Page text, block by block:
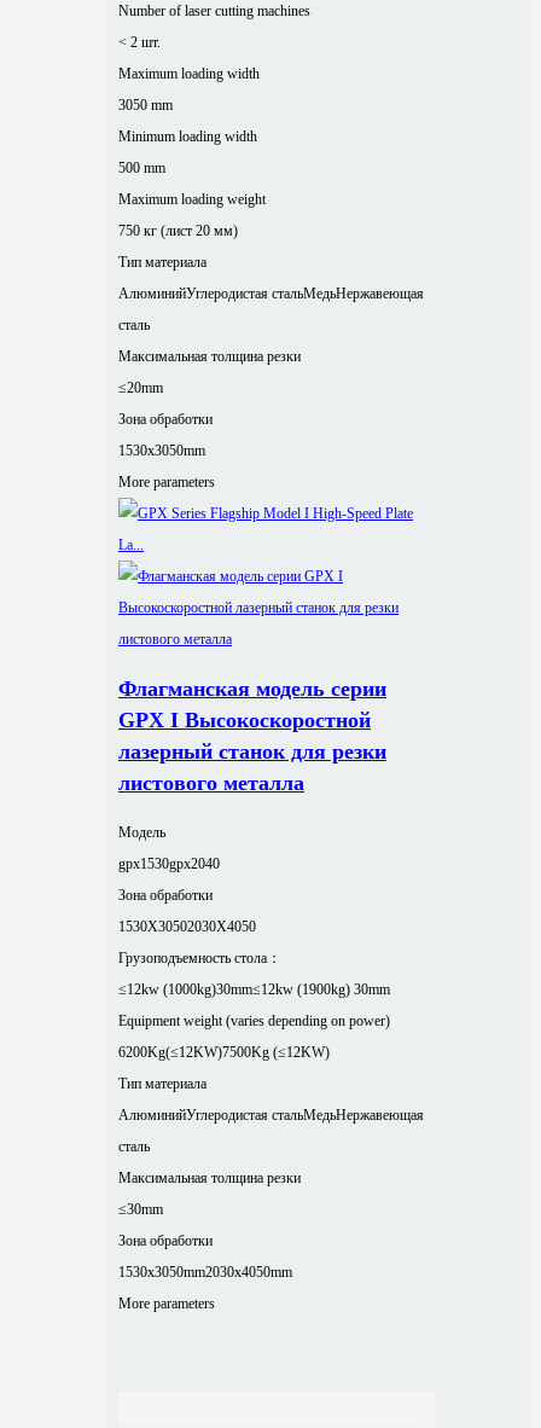
Number of laser cutting machines
< 2 шт.
Maximum loading width
3050 mm
Minimum loading width
500 mm
Maximum loading weight
750 кг (лист 20 мм)
Тип материала
АлюминийУглеродистая стальМедьНержавеющая
сталь
Максимальная толщина резки
≤20mm
Зона обработки
1530x3050mm
More parameters
Флагманская модель серии
GPX I Высокоскоростной
лазерный станок для резки
листового металла
Модель
gpx1530gpx2040
Зона обработки
1530X30502030X4050
Грузоподъемность стола：
≤12kw (1000kg)30mm≤12kw (1900kg) 30mm
Equipment weight (varies depending on power)
6200Kg(≤12KW)7500Kg (≤12KW)
Тип материала
АлюминийУглеродистая стальМедьНержавеющая
сталь
Максимальная толщина резки
≤30mm
Зона обработки
1530x3050mm2030x4050mm
More parameters